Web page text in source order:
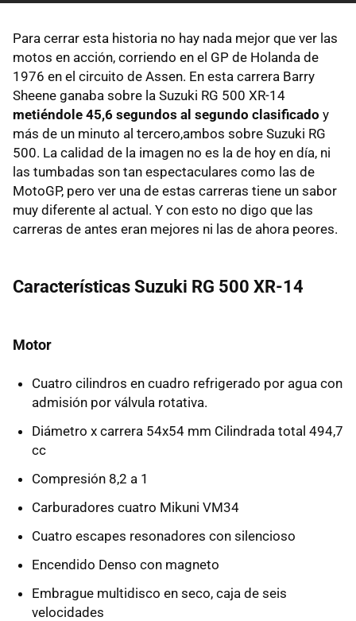
Para cerrar esta historia no hay nada mejor que ver las
motos en acción, corriendo en el GP de Holanda de
1976 en el circuito de Assen. En esta carrera Barry
Sheene ganaba sobre la Suzuki RG 500 XR-14
metiéndole 45,6 segundos al segundo clasificado y
más de un minuto al tercero,ambos sobre Suzuki RG
500. La calidad de la imagen no es la de hoy en día, ni
las tumbadas son tan espectaculares como las de
MotoGP, pero ver una de estas carreras tiene un sabor
muy diferente al actual. Y con esto no digo que las
carreras de antes eran mejores ni las de ahora peores.
Características Suzuki RG 500 XR-14
Motor
Cuatro cilindros en cuadro refrigerado por agua con
admisión por válvula rotativa.
Diámetro x carrera 54x54 mm Cilindrada total 494,7
cc
Compresión 8,2 a 1
Carburadores cuatro Mikuni VM34
Cuatro escapes resonadores con silencioso
Encendido Denso con magneto
Embrague multidisco en seco, caja de seis
velocidades